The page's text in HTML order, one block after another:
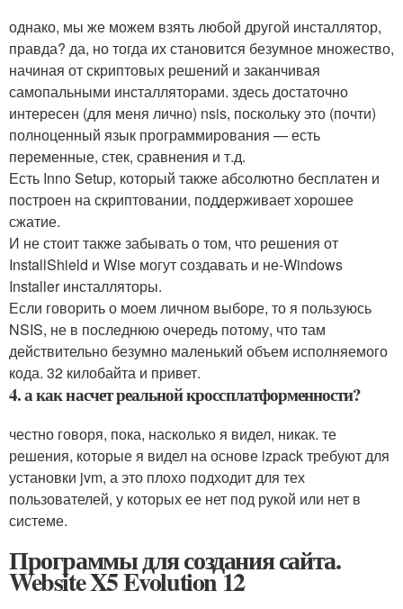
однако, мы же можем взять любой другой инсталлятор,
правда? да, но тогда их становится безумное множество,
начиная от скриптовых решений и заканчивая
самопальными инсталляторами. здесь достаточно
интересен (для меня лично) nsis, поскольку это (почти)
полноценный язык программирования — есть
переменные, стек, сравнения и т.д.
Есть Inno Setup, который также абсолютно бесплатен и
построен на скриптовании, поддерживает хорошее
сжатие.
И не стоит также забывать о том, что решения от
InstallShield и Wise могут создавать и не-Windows
Installer инсталляторы.
Если говорить о моем личном выборе, то я пользуюсь
NSIS, не в последнюю очередь потому, что там
действительно безумно маленький объем исполняемого
кода. 32 килобайта и привет.
4. а как насчет реальной кроссплатформенности?
честно говоря, пока, насколько я видел, никак. те
решения, которые я видел на основе izpack требуют для
установки jvm, а это плохо подходит для тех
пользователей, у которых ее нет под рукой или нет в
системе.
Программы для создания сайта.
Website X5 Evolution 12